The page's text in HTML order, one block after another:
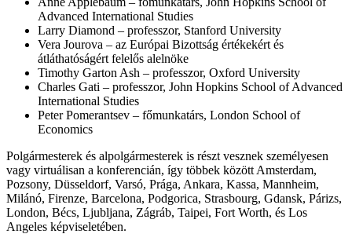
Advanced International Studies
Larry Diamond – professzor, Stanford University
Vera Jourova – az Európai Bizottság értékekért és
átláthatóságért felelős alelnöke
Timothy Garton Ash – professzor, Oxford University
Charles Gati – professzor, John Hopkins School of Advanced
International Studies
Peter Pomerantsev – főmunkatárs, London School of
Economics
Polgármesterek és alpolgármesterek is részt vesznek személyesen
vagy virtuálisan a konferencián, így többek között Amsterdam,
Pozsony, Düsseldorf, Varsó, Prága, Ankara, Kassa, Mannheim,
Milánó, Firenze, Barcelona, Podgorica, Strasbourg, Gdansk, Párizs,
London, Bécs, Ljubljana, Zágráb, Taipei, Fort Worth, és Los
Angeles képviseletében.